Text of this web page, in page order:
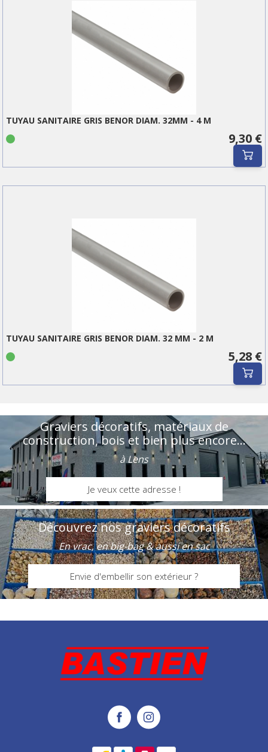
TUYAU SANITAIRE GRIS BENOR DIAM. 32MM - 4 M
9,30 €
TUYAU SANITAIRE GRIS BENOR DIAM. 32 MM - 2 M
5,28 €
Graviers décoratifs, matériaux de
construction, bois et bien plus encore...
à Lens
Je veux cette adresse !
Découvrez nos graviers décoratifs
En vrac, en big-bag & aussi en sac
Envie d'embellir son extérieur ?